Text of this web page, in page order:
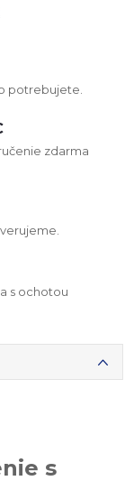
potrebujete.
zdarma
s ochotou
s